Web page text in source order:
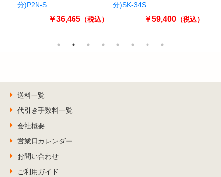
分)P2N-S
￥36,465 （税込）
分)SK-34S
￥59,400 （税込）
送料一覧
代引き手数料一覧
会社概要
営業日カレンダー
お問い合わせ
ご利用ガイド